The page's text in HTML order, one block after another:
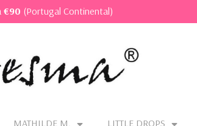
€90 (Portugal Continental)
MATHILDE M. LITTLE DROPS